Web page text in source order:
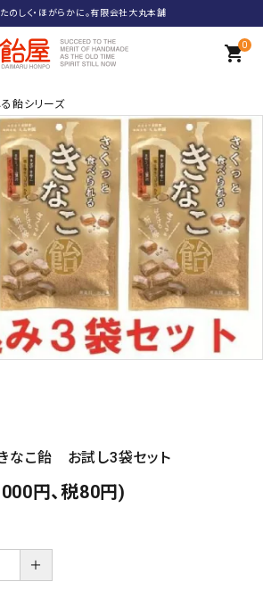
たのしく・ほがらかに。有限会社大丸本舗
0
shopping_cart
飴シリーズ
なこ飴 お試し3袋セット
円、税80円)
＋